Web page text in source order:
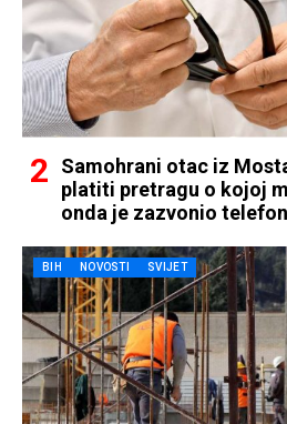
Samohrani otac iz
platiti pretragu o kojoj
onda je zazvonio
BIH NOVOSTI SVIJET